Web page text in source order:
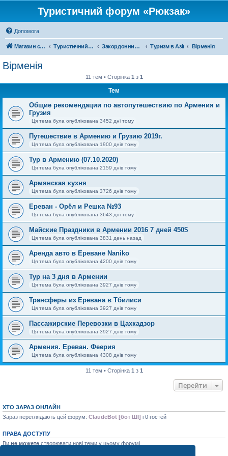
Туристичний форум «Рюкзак»
Допомога
Магазин спорядження Туристичний форум «Рюкзак» Закордонний туризм Туризм в Азії Вірменія
Вірменія
11 тем • Сторінка 1 з 1
Тем
Общие рекомендации по автопутешествию по Армения и
Грузия
Ця тема була опублікована 3452 дні тому
Путешествие в Армению и Грузию 2019г.
Ця тема була опублікована 1900 днів тому
Тур в Армению (07.10.2020)
Ця тема була опублікована 2159 днів тому
Армянская кухня
Ця тема була опублікована 3726 днів тому
Ереван - Орёл и Решка №93
Ця тема була опублікована 3643 дні тому
Майские Праздники в Армении 2016 7 дней 450$
Ця тема була опублікована 3831 день назад
Аренда авто в Ереване Naniko
Ця тема була опублікована 4200 днів тому
Тур на 3 дня в Армении
Ця тема була опублікована 3927 днів тому
Трансферы из Ереванa в Тбилиси
Ця тема була опублікована 3927 днів тому
Пассажирские Перевозки в Цахкадзор
Ця тема була опублікована 3927 днів тому
Армения. Ереван. Феерия
Ця тема була опублікована 4308 днів тому
11 тем • Сторінка 1 з 1
Перейти
ХТО ЗАРАЗ ОНЛАЙН
Зараз переглядають цей форум: ClaudeBot [бот ШІ] і 0 гостей
ПРАВА ДОСТУПУ
Ви не можете створювати нові теми у цьому форумі